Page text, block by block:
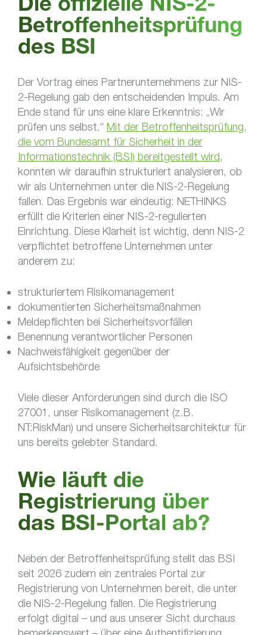
Die offizielle NIS-2-
Betroffenheitsprüfung
des BSI
Der Vortrag eines Partnerunternehmens zur NIS-
2-Regelung gab den entscheidenden Impuls. Am
Ende stand für uns eine klare Erkenntnis: „Wir
prüfen uns selbst.“ Mit der Betroffenheitsprüfung,
die vom Bundesamt für Sicherheit in der
Informationstechnik (BSI) bereitgestellt wird,
konnten wir daraufhin strukturiert analysieren, ob
wir als Unternehmen unter die NIS-2-Regelung
fallen. Das Ergebnis war eindeutig: NETHINKS
erfüllt die Kriterien einer NIS-2-regulierten
Einrichtung. Diese Klarheit ist wichtig, denn NIS-2
verpflichtet betroffene Unternehmen unter
anderem zu:
strukturiertem Risikomanagement
dokumentierten Sicherheitsmaßnahmen
Meldepflichten bei Sicherheitsvorfällen
Benennung verantwortlicher Personen
Nachweisfähigkeit gegenüber der
Aufsichtsbehörde
Viele dieser Anforderungen sind durch die ISO
27001, unser Risikomanagement (z.B.
NT:RiskMan) und unsere Sicherheitsarchitektur für
uns bereits gelebter Standard.
Wie läuft die
Registrierung über
das BSI-Portal ab?
Neben der Betroffenheitsprüfung stellt das BSI
seit 2026 zudem ein zentrales Portal zur
Registrierung von Unternehmen bereit, die unter
die NIS-2-Regelung fallen. Die Registrierung
erfolgt digital – und aus unserer Sicht durchaus